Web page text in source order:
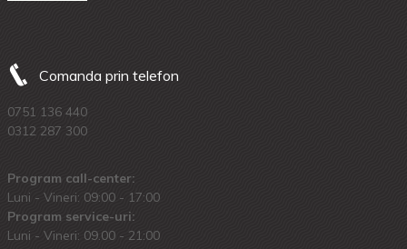
Comanda prin telefon
0751 136 440
0312 287 300
Program call-center:
Luni - Vineri: 09:00 - 17:00
Program service-uri:
Luni - Vineri: 09.00 - 21:00